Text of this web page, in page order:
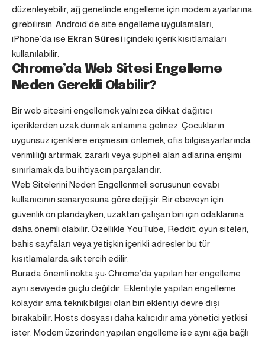
düzenleyebilir, ağ genelinde engelleme için modem ayarlarına
girebilirsin. Android’de site engelleme uygulamaları,
iPhone’da ise Ekran Süresi içindeki içerik kısıtlamaları
kullanılabilir.
Chrome’da Web Sitesi Engelleme
Neden Gerekli Olabilir?
Bir web sitesini engellemek yalnızca dikkat dağıtıcı
içeriklerden uzak durmak anlamına gelmez. Çocukların
uygunsuz içeriklere erişmesini önlemek, ofis bilgisayarlarında
verimliliği artırmak, zararlı veya şüpheli alan adlarına erişimi
sınırlamak da bu ihtiyacın parçalarıdır.
Web Sitelerini Neden Engellenmeli sorusunun cevabı
kullanıcının senaryosuna göre değişir. Bir ebeveyn için
güvenlik ön plandayken, uzaktan çalışan biri için odaklanma
daha önemli olabilir. Özellikle YouTube, Reddit, oyun siteleri,
bahis sayfaları veya yetişkin içerikli adresler bu tür
kısıtlamalarda sık tercih edilir.
Burada önemli nokta şu: Chrome’da yapılan her engelleme
aynı seviyede güçlü değildir. Eklentiyle yapılan engelleme
kolaydır ama teknik bilgisi olan biri eklentiyi devre dışı
bırakabilir. Hosts dosyası daha kalıcıdır ama yönetici yetkisi
ister. Modem üzerinden yapılan engelleme ise aynı ağa bağlı